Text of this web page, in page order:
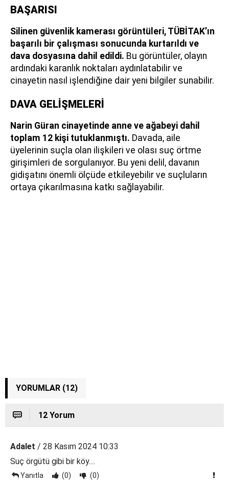
BAŞARISI
Silinen güvenlik kamerası görüntüleri, TÜBİTAK’ın
başarılı bir çalışması sonucunda kurtarıldı ve
dava dosyasına dahil edildi. Bu görüntüler, olayın
ardındaki karanlık noktaları aydınlatabilir ve
cinayetin nasıl işlendiğine dair yeni bilgiler sunabilir.
DAVA GELİŞMELERİ
Narin Güran cinayetinde anne ve ağabeyi dahil
toplam 12 kişi tutuklanmıştı. Davada, aile
üyelerinin suçla olan ilişkileri ve olası suç örtme
girişimleri de sorgulanıyor. Bu yeni delil, davanın
gidişatını önemli ölçüde etkileyebilir ve suçluların
ortaya çıkarılmasına katkı sağlayabilir.
YORUMLAR (12)
12 Yorum
Adalet / 28 Kasım 2024 10:33
Suç örgütü gibi bir köy....
Yanıtla (0) (0)